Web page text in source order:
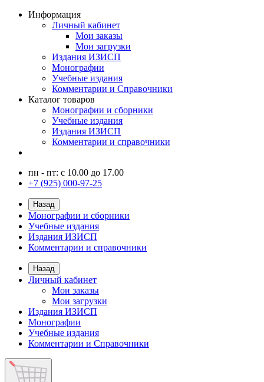
Информация
Личный кабинет
Мои заказы
Мои загрузки
Издания ИЗИСП
Монографии
Учебные издания
Комментарии и Справочники
Каталог товаров
Монографии и сборники
Учебные издания
Издания ИЗИСП
Комментарии и справочники
пн - пт: с 10.00 до 17.00
+7 (925) 000-97-25
Назад
Монографии и сборники
Учебные издания
Издания ИЗИСП
Комментарии и справочники
Назад
Личный кабинет
Мои заказы
Мои загрузки
Издания ИЗИСП
Монографии
Учебные издания
Комментарии и Справочники